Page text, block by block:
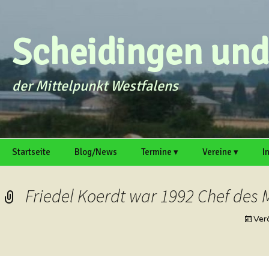
springen
Scheidingen
der Mittelpunkt Westfalens
Startseite Blog/News Termine ▾ Vereine ▾
Scheidinger
Kirmesverein e.
Friedel Koerdt war 1992 Chef des